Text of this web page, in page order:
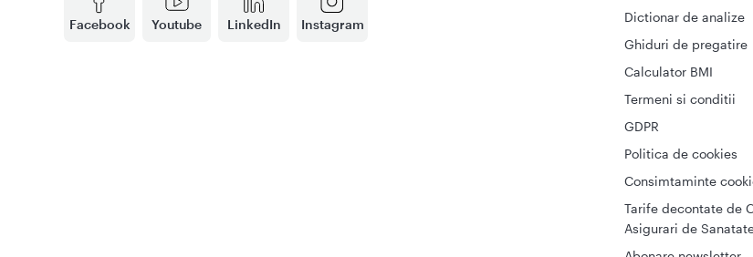
Facebook Youtube LinkedIn Instagram
Dictionar de analize
Ghiduri de pregatire
Calculator BMI
Termeni si conditii
GDPR
Politica de cookies
Consimtaminte
Tarife decontate de
Asigurari de